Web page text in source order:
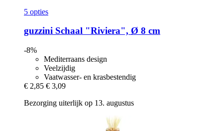
5 opties
guzzini Schaal "Riviera", Ø 8 cm
-8%
Mediterraans design
Veelzijdig
Vaatwasser- en krasbestendig
€ 2,85 € 3,09
Bezorging uiterlijk op 13. augustus